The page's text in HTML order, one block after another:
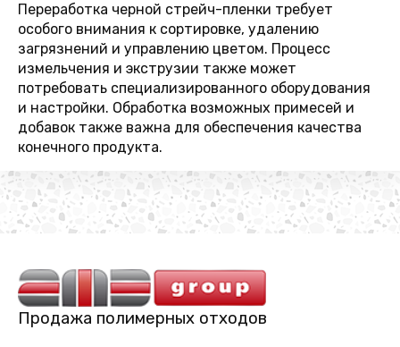
Переработка черной стрейч-пленки требует
особого внимания к сортировке, удалению
загрязнений и управлению цветом. Процесс
измельчения и экструзии также может
потребовать специализированного оборудования
и настройки. Обработка возможных примесей и
добавок также важна для обеспечения качества
конечного продукта.
Продажа полимерных отходов